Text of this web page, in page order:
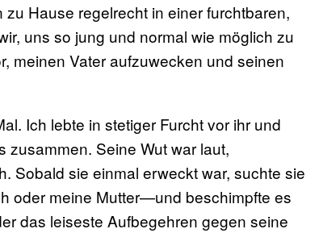
Hause regelrecht in einer furchtbaren,
uns so jung und normal wie möglich zu
meinen Vater aufzuwecken und seinen
Ich lebte in stetiger Furcht vor ihr und
Seine Wut war laut,
Sobald sie einmal erweckt war, suchte sie
oder meine Mutter—und beschimpfte es
das leiseste Aufbegehren gegen seine